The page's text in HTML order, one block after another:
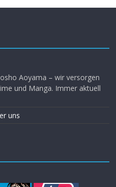
Aoyama – wir versorgen
und Manga. Immer aktuell
uns